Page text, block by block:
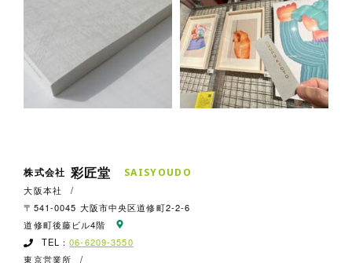
株式会社 彩匠堂 SAISYOUD O
大阪本社
/
〒541-0045 大阪市中央区道修町2-2-6
道修町後藤ビル4階
TEL：06-6209-3550
東京営業所
/